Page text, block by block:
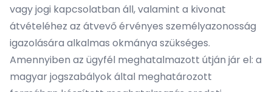
vagy jogi kapcsolatban áll, valamint a kivonat
átvételéhez az átvevő érvényes személyazonosság
igazolására alkalmas okmánya szükséges.
Amennyiben az ügyfél meghatalmazott útján jár el: a
magyar jogszabályok által meghatározott